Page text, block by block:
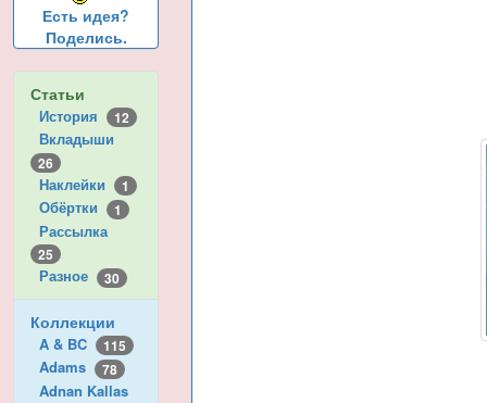
Есть идея?
Поделись.
Статьи
История 12
Вкладыши
26
Наклейки 1
Обёртки 1
Рассылка
25
Разное 30
Коллекции
A & BC 115
Adams 78
Adnan Kallas